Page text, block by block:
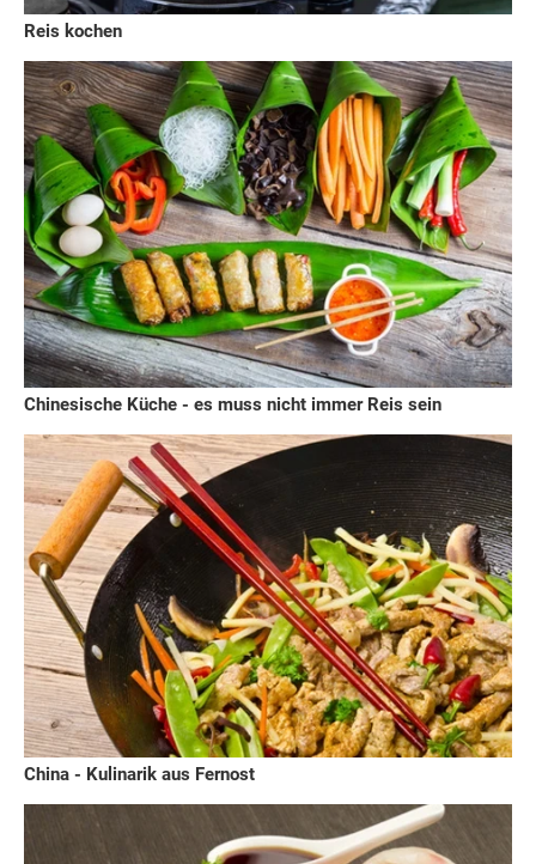
Reis kochen
Chinesische Küche - es muss nicht immer Reis sein
China - Kulinarik aus Fernost